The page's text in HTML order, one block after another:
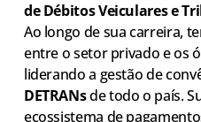
de Débitos Veiculares e
Ao longo de sua carreira,
entre o setor privado e os
liderando a gestão de
DETRANsde todo o país.
ecossistema de